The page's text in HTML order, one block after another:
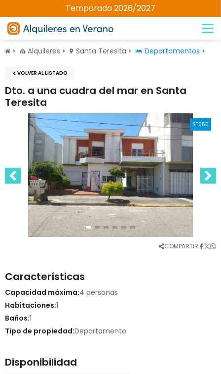
Temporada 2026/2027
Alquileres Santa Teresita Departamentos
VOLVER AL LISTADO
Dto. a una cuadra del mar en Santa
Teresita
ST055
COMPARTIR
Características
Capacidad máxima:4 personas
Habitaciones:1
Baños:1
Tipo de propiedad:Departamento
Disponibilidad